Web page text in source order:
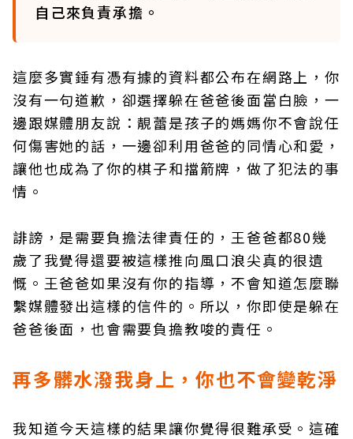
自己來負責承擔。
這麼多實錘有憑有據的資料都公布在網路上，你
沒有一句道歉，卻選擇躲在爸爸後面當白臉，一
邊跟媒體朋友說：靚蕾是孩子的媽媽你不會說任
何傷害她的話，一邊卻利用爸爸的同情心和愛，
讓他也成為了你的棋子和擋箭牌，做了犯法的事
情。
誹謗，是需要負擔法律責任的，王爸爸都80幾
歲了我覺得還要被這樣推向風口浪尖真的很遺
慨。王爸爸如果沒有你的指導，不會知道怎麼聯
繫媒體發出這樣的信件的。所以，你即使是躲在
爸爸後面，也會需要負擔教唆的責任。
再多髒水潑我身上，你也不會變乾淨
我知道今天這樣的結果讓你覺得很難承受。這確